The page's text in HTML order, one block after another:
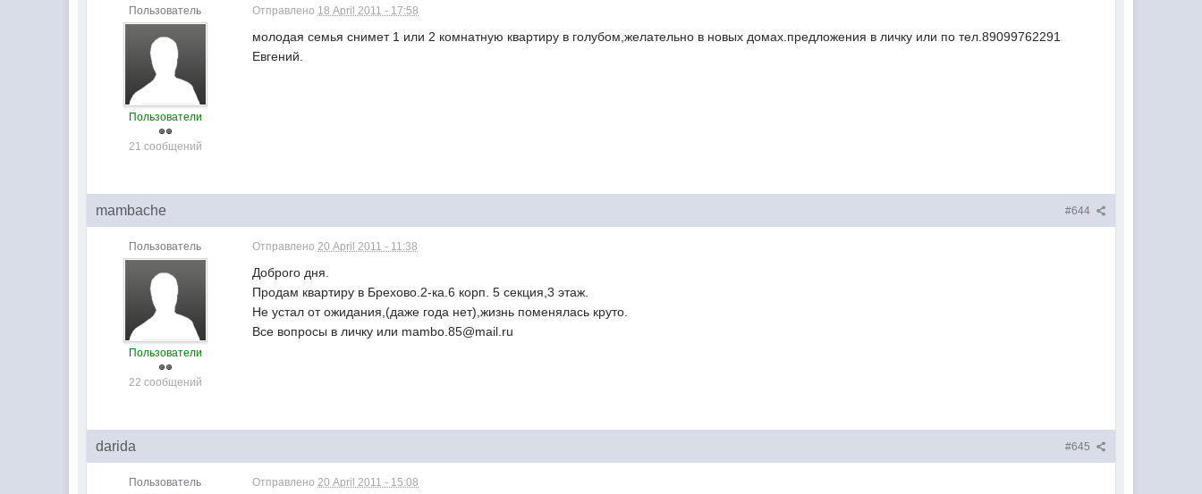
Пользователь
Пользователи
21 сообщений
Отправлено 18 April 2011 - 17:58
молодая семья снимет 1 или 2 комнатную квартиру в голубом,желательно в новых домах.предложения в личку или по тел.89099762291
Евгений.
#644
mambache
Пользователь
Пользователи
22 сообщений
Отправлено20 April 2011 - 11:38
Доброго дня.
Продам квартиру в Брехово.2-ка.6 корп. 5 секция,3 этаж.
Не устал от ожидания,(даже года нет),жизнь поменялась круто.
Все вопросы в личку или mambo.85@mail.ru
#645
darida
Пользователь Отправлено20 April 2011 - 15:08